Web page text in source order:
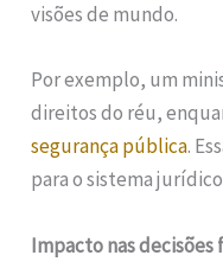
visões de mundo.
Por exemplo, um
direitos do réu,
segurança pública.
para o sistema
Impacto nas decisões